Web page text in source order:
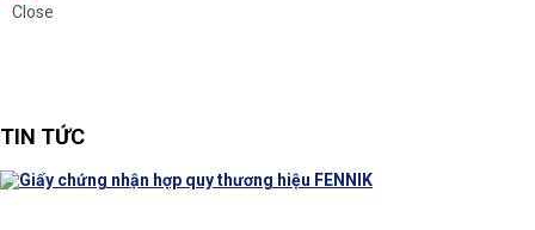
Close
TIN TỨC